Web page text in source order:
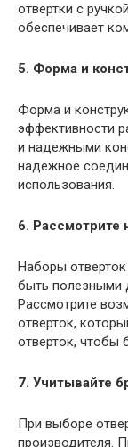
отвертки с
обеспечивает
5. Форма и
Форма и
эффективности
и надежными
надежное
использования.
6. Рассмотрите
Наборы
быть полезными
Рассмотрите
отверток,
отверток, чтобы
7. Учитывайте
При выборе
производителя.